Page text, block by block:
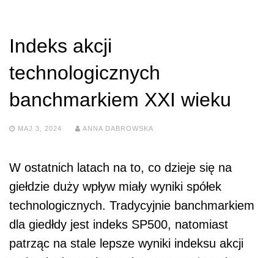
Indeks akcji
technologicznych
banchmarkiem XXI wieku
MAJ 3, 2024 ANNA DABROWSKA
W ostatnich latach na to, co dzieje się na
giełdzie duży wpływ miały wyniki spółek
technologicznych. Tradycyjnie banchmarkiem
dla giedłdy jest indeks SP500, natomiast
patrząc na stale lepsze wyniki indeksu akcji